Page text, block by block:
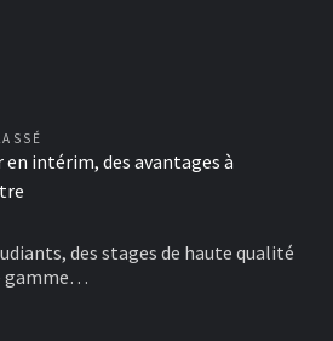
en intérim, des avantages à
des stages de haute qualité
gamme…